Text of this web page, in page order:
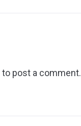
to post a comment.